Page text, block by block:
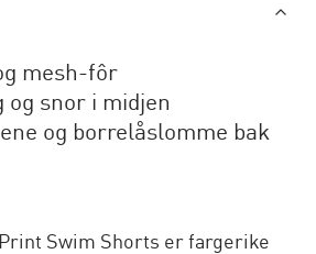
mesh-fôr
og snor i midjen
og borrelåslomme bak
Swim Shorts er fargerike